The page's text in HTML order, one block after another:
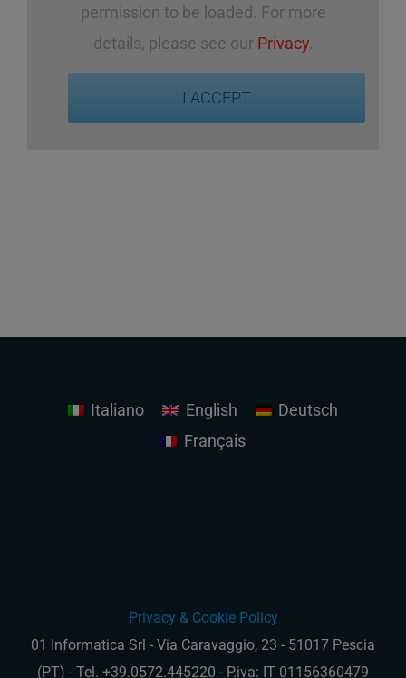
permission to be loaded. For more
details, please see our Privacy.
I ACCEPT
Italiano English
Deutsch
Français
Privacy & Cookie Policy
01 Informatica Srl - Via Caravaggio, 23 - 51017 Pescia
(PT) - Tel. +39.0572.445220 - P.iva: IT 01156360479